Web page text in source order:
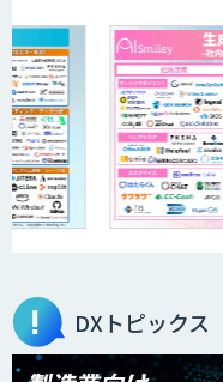
DXトピックス